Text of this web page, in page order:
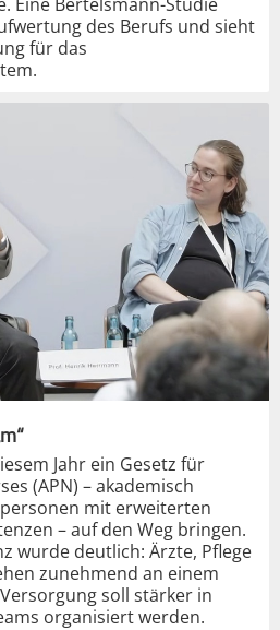
des Berufs und sieht
für das
Jahr ein Gesetz für
(APN) – akademisch
mit erweiterten
– auf den Weg bringen.
wurde deutlich: Ärzte, Pflege
zunehmend an einem
soll stärker in
organisiert werden.